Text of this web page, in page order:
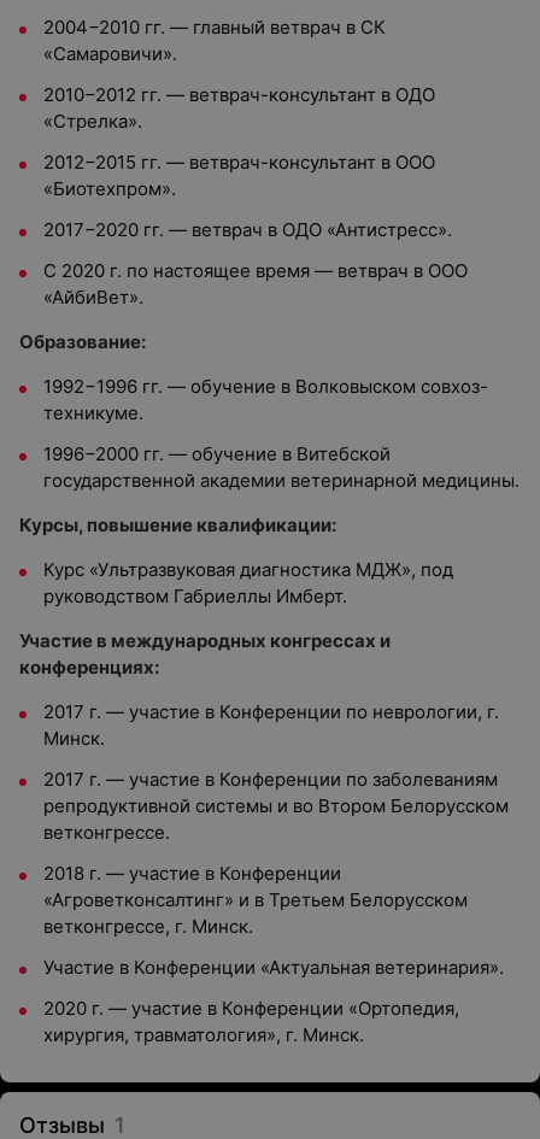
2004−2010 гг. — главный ветврач в СК
«Самаровичи».
2010−2012 гг. — ветврач-консультант в ОДО
«Стрелка».
2012−2015 гг. — ветврач-консультант в ООО
«Биотехпром».
2017−2020 гг. — ветврач в ОДО «Антистресс».
С 2020 г. по настоящее время — ветврач в ООО
«АйбиВет».
Образование:
1992−1996 гг. — обучение в Волковыском совхоз-
техникуме.
1996−2000 гг. — обучение в Витебской
государственной академии ветеринарной медицины.
Курсы, повышение квалификации:
Курс «Ультразвуковая диагностика МДЖ», под
руководством Габриеллы Имберт.
Участие в международных конгрессах и
конференциях:
2017 г. — участие в Конференции по неврологии, г.
Минск.
2017 г. — участие в Конференции по заболеваниям
репродуктивной системы и во Втором Белорусском
ветконгрессе.
2018 г. — участие в Конференции
«Агроветконсалтинг» и в Третьем Белорусском
ветконгрессе, г. Минск.
Участие в Конференции «Актуальная ветеринария».
2020 г. — участие в Конференции «Ортопедия,
хирургия, травматология», г. Минск.
Отзывы 1